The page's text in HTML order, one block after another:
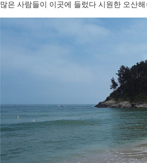
많은 사람들이 이곳에 들렀다 시원한 오산